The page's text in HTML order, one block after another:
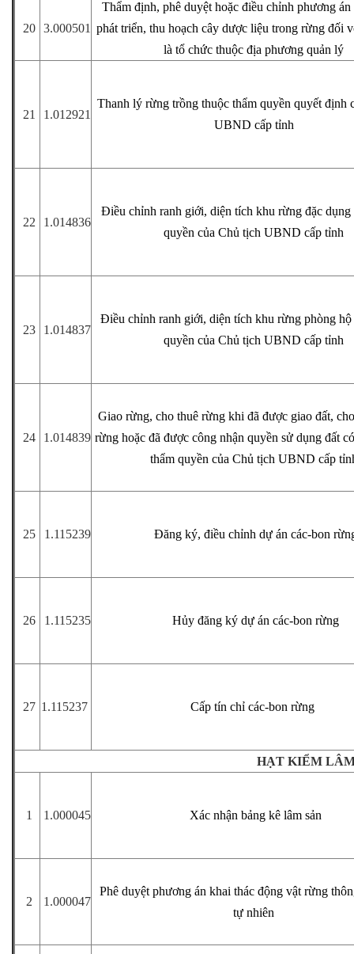
20 3.000501
Thẩm định, phê duyệt hoặc điều chỉnh phương
phát triển, thu hoạch cây dược liệu trong rừng đối
là tổ chức thuộc địa phương quản lý
21 1.012921
Thanh lý rừng trồng thuộc thẩm quyền quyết định
UBND cấp tỉnh
22 1.014836
Điều chỉnh ranh giới, diện tích khu rừng đặc dụng
quyền của Chủ tịch UBND cấp tỉnh
23 1.014837
Điều chỉnh ranh giới, diện tích khu rừng phòng hộ
quyền của Chủ tịch UBND cấp tỉnh
24 1.014839
Giao rừng, cho thuê rừng khi đã được giao đất,
rừng hoặc đã được công nhận quyền sử dụng đất
thẩm quyền của Chủ tịch UBND cấp
25 1.115239 Đăng ký, điều chỉnh dự án các-bon
26 1.115235 Hủy đăng ký dự án các-bon rừng
27 1.115237 Cấp tín chỉ các-bon rừng
HẠT KIỂM
1 1.000045 Xác nhận bảng kê lâm sản
2 1.000047
Phê duyệt phương án khai thác động vật rừng
tự nhiên